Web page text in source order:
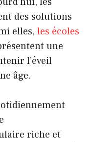
des solutions
elles, les écoles
une
l’éveil
âge.
riche et